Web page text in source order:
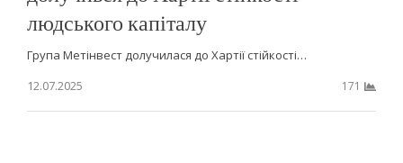
людського капіталу
Група Метінвест долучилася до Хартії стійкості…
12.07.2025
171